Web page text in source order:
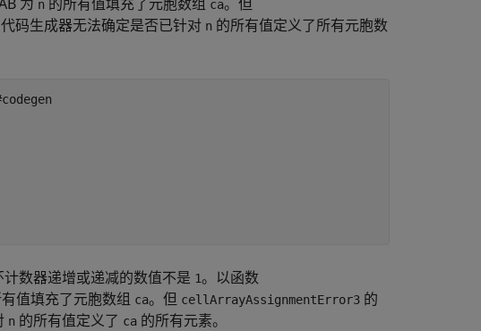
n ca
码生成器无法确定是否已针对 n 的所有值定义了所有元胞数
数器递增或递减的数值不是 1。以函数
值填充了元胞数组 ca。但 cellArrayAssignmentError3 的
n 的所有值定义了 ca 的所有元素。